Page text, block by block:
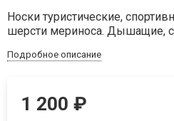
Носки туристические,
шерсти мериноса. Дышащие,
Подробное описание
1 200₽